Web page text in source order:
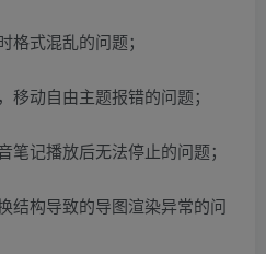
格式混乱的问题；
移动自由主题报错的问题；
笔记播放后无法停止的问题；
结构导致的导图渲染异常的问